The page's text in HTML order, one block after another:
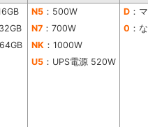
N5 ：500W D ：
N7 ：700W 0 ：
64GB NK ：1000W
U5 ：UPS電源 520W